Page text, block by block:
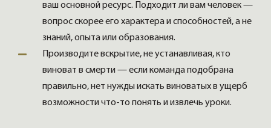
ваш основной ресурс. Подходит ли вам человек —
вопрос скорее его характера и способностей, а не
знаний, опыта или образования.
Производите вскрытие, не устанавливая, кто
виноват в смерти — если команда подобрана
правильно, нет нужды искать виноватых в ущерб
возможности что-то понять и извлечь уроки.